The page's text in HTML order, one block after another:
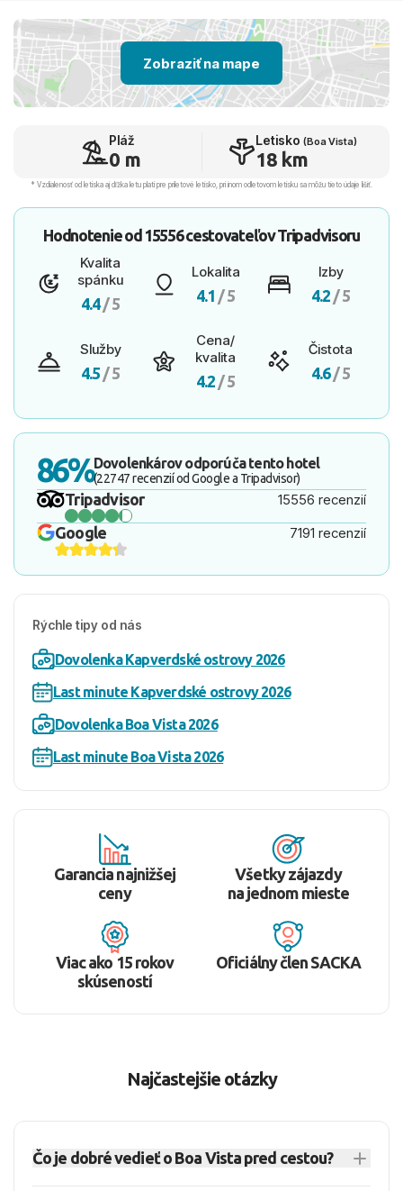
Zobraziť na mape
Pláž
0 m
Letisko (Boa Vista)
18 km
* Vzdialenosť od letiska aj dľžka letu platí pre príletové letisko, pri inom odletovom letisku sa môžu tieto údaje líšiť.
Hodnotenie od 15556 cestovateľovTripadvisoru
Kvalita
spánku
4.4/ 5
Lokalita
4.1 / 5
Izby
4.2 / 5
Služby
4.5 / 5
Cena/
kvalita
4.2 / 5
Čistota
4.6/ 5
86%Dovolenkárov odporúča tento hotel
(22747 recenzií od Google a Tripadvisor)
Tripadvisor 15556 recenzií
Google 7191 recenzií
Rýchle tipy od nás
Dovolenka Kapverdské ostrovy 2026
Last minute Kapverdské ostrovy 2026
Dovolenka Boa Vista 2026
Last minute Boa Vista 2026
Garancia najnižšej
ceny
Všetky zájazdy
na jednom mieste
Viac ako 15 rokov
skúseností
Oficiálny člen SACKA
Najčastejšie otázky
Čo je dobré vedieť o Boa Vista pred cestou?